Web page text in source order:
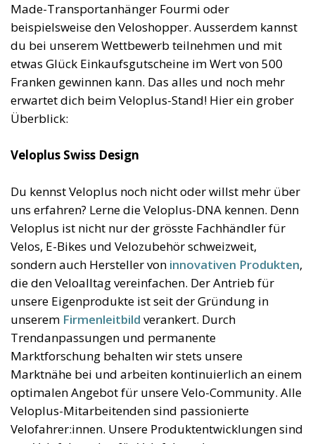
Made-Transportanhänger Fourmi oder
beispielsweise den Veloshopper. Ausserdem kannst
du bei unserem Wettbewerb teilnehmen und mit
etwas Glück Einkaufsgutscheine im Wert von 500
Franken gewinnen kann. Das alles und noch mehr
erwartet dich beim Veloplus-Stand! Hier ein grober
Überblick:
Veloplus Swiss Design
Du kennst Veloplus noch nicht oder willst mehr über
uns erfahren? Lerne die Veloplus-DNA kennen. Denn
Veloplus ist nicht nur der grösste Fachhändler für
Velos, E-Bikes und Velozubehör schweizweit,
sondern auch Hersteller von innovativen Produkten,
die den Veloalltag vereinfachen. Der Antrieb für
unsere Eigenprodukte ist seit der Gründung in
unserem Firmenleitbild verankert. Durch
Trendanpassungen und permanente
Marktforschung behalten wir stets unsere
Marktnähe bei und arbeiten kontinuierlich an einem
optimalen Angebot für unsere Velo-Community. Alle
Veloplus-Mitarbeitenden sind passionierte
Velofahrer:innen. Unsere Produktentwicklungen sind